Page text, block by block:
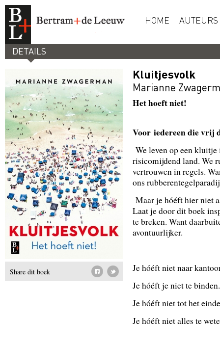
HOME AUTEURS
DETAILS
Share dit boek
Kluitjesvolk
Marianne
Het hoeft niet!
Voor iedereen die vrij
We leven op een kluitje
risicomijdend land. We
vertrouwen in regels.
ons
Maar je hóéft hier niet
Laat je door dit boek
te breken. Want
avontuurlijker.
Je hóéft niet naar
Je hóéft je niet te binden.
Je hóéft niet tot het
Je hóéft niet alles te